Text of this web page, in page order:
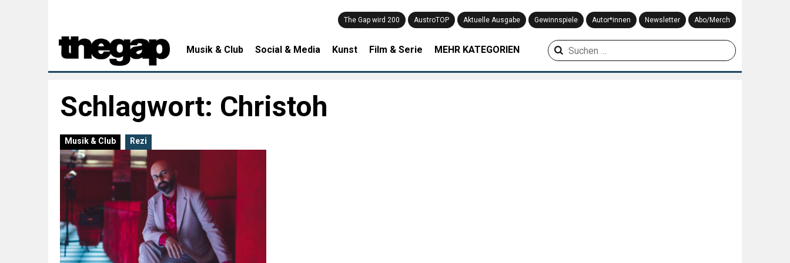
The Gap wird 200 AustroTOP Aktuelle Ausgabe Gewinnspiele Autor*innen Newsletter Abo/Merch
Musik & Club Social & Media Kunst Film & Serie MEHR KATEGORIEN
Suchen
nach:
Schlagwort: Christoh
Musik & Club Rezi